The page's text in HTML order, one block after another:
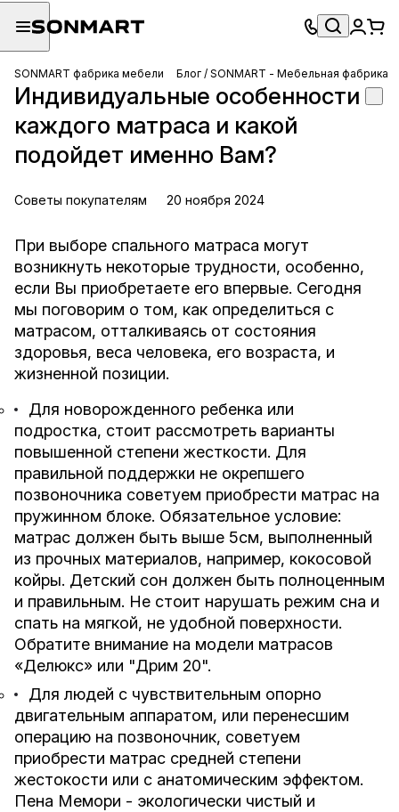
SONMART фабрика мебели Блог / SONMART - Мебельная фабрика
Индивидуальные особенности
каждого матраса и какой
подойдет именно Вам?
Советы покупателям 20 ноября 2024
При выборе спального матраса могут
возникнуть некоторые трудности, особенно,
если Вы приобретаете его впервые. Сегодня
мы поговорим о том, как определиться с
матрасом, отталкиваясь от состояния
здоровья, веса человека, его возраста, и
жизненной позиции.
Для новорожденного ребенка или
подростка, стоит рассмотреть варианты
повышенной степени жесткости. Для
правильной поддержки не окрепшего
позвоночника советуем приобрести матрас на
пружинном блоке. Обязательное условие:
матрас должен быть выше 5см, выполненный
из прочных материалов, например, кокосовой
койры. Детский сон должен быть полноценным
и правильным. Не стоит нарушать режим сна и
спать на мягкой, не удобной поверхности.
Обратите внимание на модели матрасов
«Делюкс» или "Дрим 20".
Для людей с чувствительным опорно
двигательным аппаратом, или перенесшим
операцию на позвоночник, советуем
приобрести матрас средней степени
жестокости или с анатомическим эффектом.
Пена Мемори - экологически чистый и